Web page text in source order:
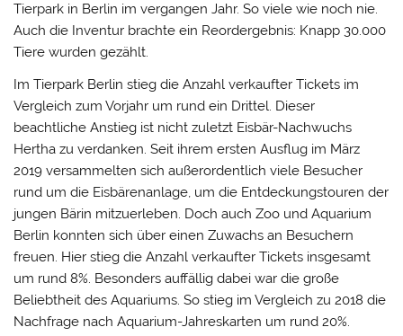
Tierpark in Berlin im vergangen Jahr. So viele wie noch nie.
Auch die Inventur brachte ein Reordergebnis: Knapp 30.000
Tiere wurden gezählt.
Im Tierpark Berlin stieg die Anzahl verkaufter Tickets im
Vergleich zum Vorjahr um rund ein Drittel. Dieser
beachtliche Anstieg ist nicht zuletzt Eisbär-Nachwuchs
Hertha zu verdanken. Seit ihrem ersten Ausflug im März
2019 versammelten sich außerordentlich viele Besucher
rund um die Eisbärenanlage, um die Entdeckungstouren der
jungen Bärin mitzuerleben. Doch auch Zoo und Aquarium
Berlin konnten sich über einen Zuwachs an Besuchern
freuen. Hier stieg die Anzahl verkaufter Tickets insgesamt
um rund 8%. Besonders auffällig dabei war die große
Beliebtheit des Aquariums. So stieg im Vergleich zu 2018 die
Nachfrage nach Aquarium-Jahreskarten um rund 20%.